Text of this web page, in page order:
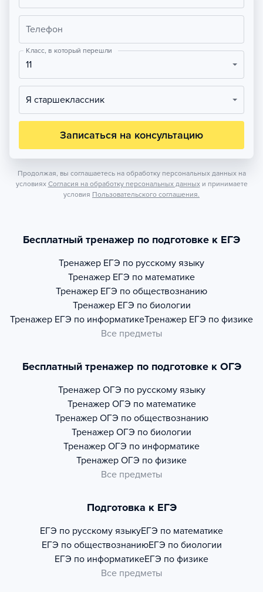
Телефон
Класс, в который перешли
11
Я старшеклассник
Записаться на консультацию
Продолжая, вы соглашаетесь на обработку персональных данных на
условиях Согласия на обработку персональных данных и принимаете
условия Пользовательского соглашения.
Бесплатный тренажер по подготовке к ЕГЭ
Тренажер ЕГЭ по русскому языку
Тренажер ЕГЭ по математике
Тренажер ЕГЭ по обществознанию
Тренажер ЕГЭ по биологии
Тренажер ЕГЭ по информатикеТренажер ЕГЭ по физике
Все предметы
Бесплатный тренажер по подготовке к ОГЭ
Тренажер ОГЭ по русскому языку
Тренажер ОГЭ по математике
Тренажер ОГЭ по обществознанию
Тренажер ОГЭ по биологии
Тренажер ОГЭ по информатике
Тренажер ОГЭ по физике
Все предметы
Подготовка к ЕГЭ
ЕГЭ по русскому языкуЕГЭ по математике
ЕГЭ по обществознаниюЕГЭ по биологии
ЕГЭ по информатикеЕГЭ по физике
Все предметы